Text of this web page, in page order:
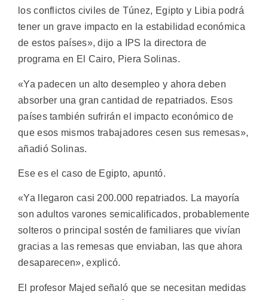
los conflictos civiles de Túnez, Egipto y Libia podrá
tener un grave impacto en la estabilidad económica
de estos países», dijo a IPS la directora de
programa en El Cairo, Piera Solinas.
«Ya padecen un alto desempleo y ahora deben
absorber una gran cantidad de repatriados. Esos
países también sufrirán el impacto económico de
que esos mismos trabajadores cesen sus remesas»,
añadió Solinas.
Ese es el caso de Egipto, apuntó.
«Ya llegaron casi 200.000 repatriados. La mayoría
son adultos varones semicalificados, probablemente
solteros o principal sostén de familiares que vivían
gracias a las remesas que enviaban, las que ahora
desaparecen», explicó.
El profesor Majed señaló que se necesitan medidas